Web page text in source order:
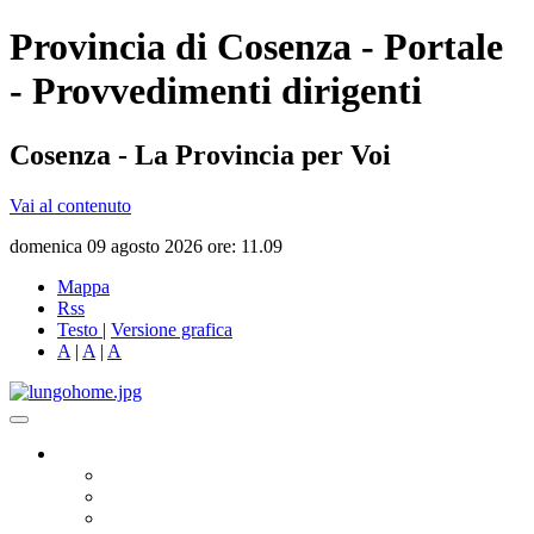
Provincia di Cosenza - Portale
- Provvedimenti dirigenti
Cosenza - La Provincia per Voi
Vai al contenuto
domenica 09 agosto 2026 ore: 11.09
Mappa
Rss
Testo | Versione grafica
A | A | A